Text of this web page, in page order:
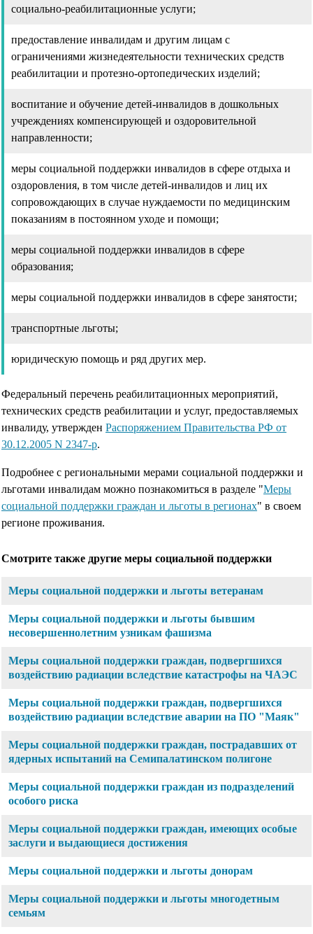
cоциально-реабилитационные услуги;
предоставление инвалидам и другим лицам с
ограничениями жизнедеятельности технических средств
реабилитации и протезно-ортопедических изделий;
воспитание и обучение детей-инвалидов в дошкольных
учреждениях компенсирующей и оздоровительной
направленности;
меры социальной поддержки инвалидов в сфере отдыха и
оздоровления, в том числе детей-инвалидов и лиц их
сопровождающих в случае нуждаемости по медицинским
показаниям в постоянном уходе и помощи;
меры социальной поддержки инвалидов в сфере
образования;
меры социальной поддержки инвалидов в сфере занятости;
транспортные льготы;
юридическую помощь и ряд других мер.
Федеральный перечень реабилитационных мероприятий,
технических средств реабилитации и услуг, предоставляемых
инвалиду, утвержден Распоряжением Правительства РФ от
30.12.2005 N 2347-р.
Подробнее с региональными мерами социальной поддержки и
льготами инвалидам можно познакомиться в разделе "Меры
социальной поддержки граждан и льготы в регионах" в своем
регионе проживания.
Смотрите также другие меры социальной поддержки
Меры социальной поддержки и льготы ветеранам
Меры социальной поддержки и льготы бывшим
несовершеннолетним узникам фашизма
Меры социальной поддержки граждан, подвергшихся
воздействию радиации вследствие катастрофы на ЧАЭС
Меры социальной поддержки граждан, подвергшихся
воздействию радиации вследствие аварии на ПО "Маяк"
Меры социальной поддержки граждан, пострадавших от
ядерных испытаний на Семипалатинском полигоне
Меры социальной поддержки граждан из подразделений
особого риска
Меры социальной поддержки граждан, имеющих особые
заслуги и выдающиеся достижения
Меры социальной поддержки и льготы донорам
Меры социальной поддержки и льготы многодетным
семьям